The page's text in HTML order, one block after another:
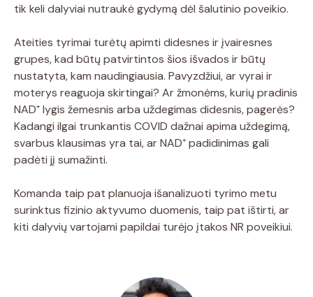
tik keli dalyviai nutraukė gydymą dėl šalutinio poveikio.
Ateities tyrimai turėtų apimti didesnes ir įvairesnes
grupes, kad būtų patvirtintos šios išvados ir būtų
nustatyta, kam naudingiausia. Pavyzdžiui, ar vyrai ir
moterys reaguoja skirtingai? Ar žmonėms, kurių pradinis
NAD⁺ lygis žemesnis arba uždegimas didesnis, pagerės?
Kadangi ilgai trunkantis COVID dažnai apima uždegimą,
svarbus klausimas yra tai, ar NAD⁺ padidinimas gali
padėti jį sumažinti.
Komanda taip pat planuoja išanalizuoti tyrimo metu
surinktus fizinio aktyvumo duomenis, taip pat ištirti, ar
kiti dalyvių vartojami papildai turėjo įtakos NR poveikiui.